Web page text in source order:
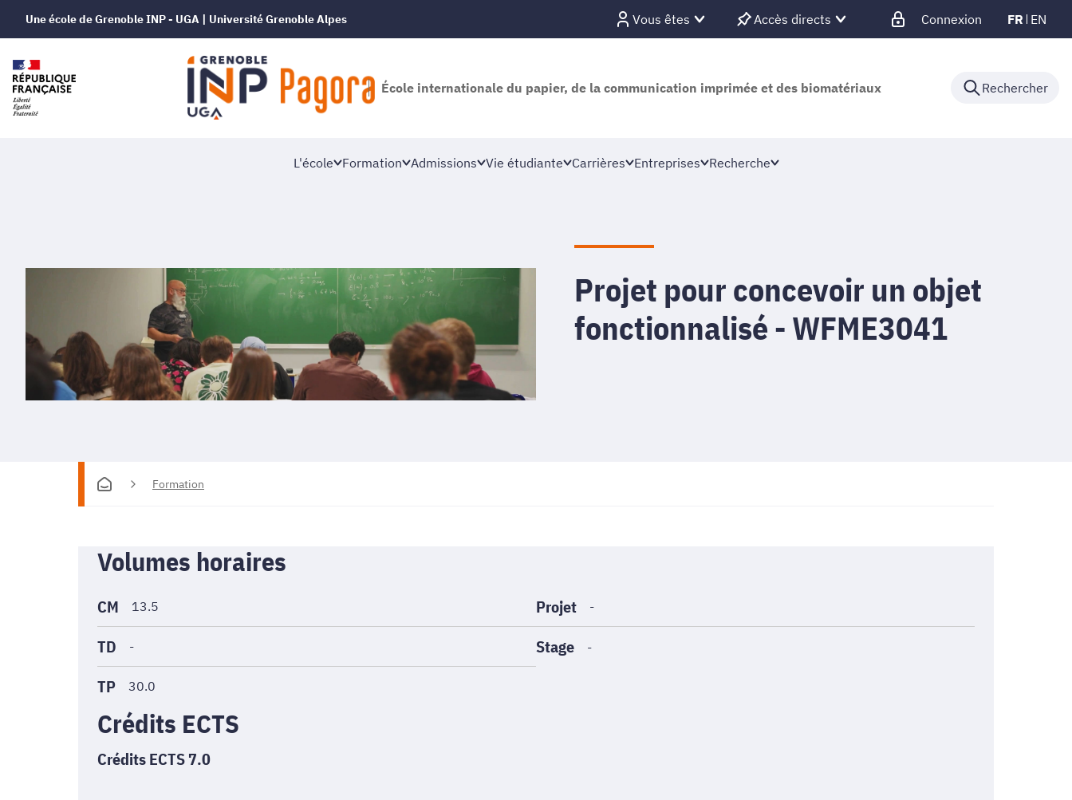
Une école de Grenoble INP - UGA | Université Grenoble Alpes Vous êtes Accès directs Connexion FR EN
École internationale du papier, de la communication imprimée et des biomatériaux Rechercher
L'école Formation Admissions Vie étudiante Carrières Entreprises Recherche
Projet pour concevoir un objet
fonctionnalisé - WFME3041
Formation
Informations
générales
Volumes horaires
CM 13.5 Projet -
TD - Stage -
TP 30.0
Crédits ECTS
Crédits ECTS 7.0